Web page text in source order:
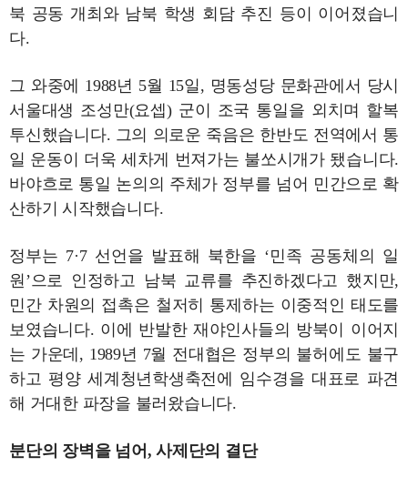
북 공동 개최와 남북 학생 회담 추진 등이 이어졌습니
다.
그 와중에 1988년 5월 15일, 명동성당 문화관에서 당시
서울대생 조성만(요셉) 군이 조국 통일을 외치며 할복
투신했습니다. 그의 의로운 죽음은 한반도 전역에서 통
일 운동이 더욱 세차게 번져가는 불쏘시개가 됐습니다.
바야흐로 통일 논의의 주체가 정부를 넘어 민간으로 확
산하기 시작했습니다.
정부는 7·7 선언을 발표해 북한을 ‘민족 공동체의 일
원’으로 인정하고 남북 교류를 추진하겠다고 했지만,
민간 차원의 접촉은 철저히 통제하는 이중적인 태도를
보였습니다. 이에 반발한 재야인사들의 방북이 이어지
는 가운데, 1989년 7월 전대협은 정부의 불허에도 불구
하고 평양 세계청년학생축전에 임수경을 대표로 파견
해 거대한 파장을 불러왔습니다.
분단의 장벽을 넘어, 사제단의 결단